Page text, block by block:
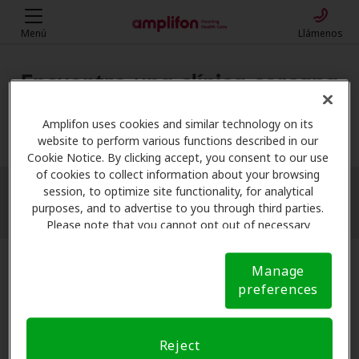
Amplifon uses cookies and similar technology on its
website to perform various functions described in our
Cookie Notice. By clicking accept, you consent to our use
of cookies to collect information about your browsing
session, to optimize site functionality, for analytical
purposes, and to advertise to you through third parties.
Please note that you cannot opt out of necessary
Notice (link here below). If you are using an opt-out
preference signal, we will honor that signal. Cookie
Manage
preferences
Reject
Menú Llámenos
Encuentre una clínica cercana
Mi ubicación
More filters